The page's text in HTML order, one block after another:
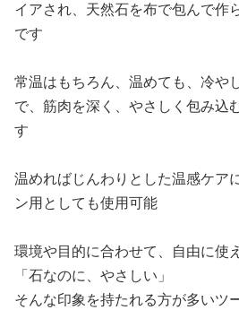
イアされ、天然石を布で包んで作
です
常温はもちろん、温めても、冷や
で、筋肉を深く、やさしく包み込
す
温めればじんわりとした温感ケア
ン用としても使用可能
環境や目的に合わせて、自由に使
「石なのに、やさしい」
そんな印象を持たれる方が多いツ